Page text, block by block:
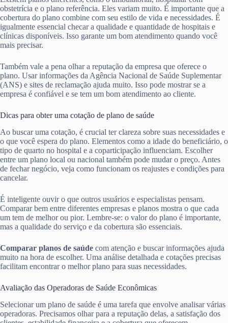
obstetrícia e o plano referência. Eles variam muito. É importante que a
cobertura do plano combine com seu estilo de vida e necessidades. É
igualmente essencial checar a qualidade e quantidade de hospitais e
clínicas disponíveis. Isso garante um bom atendimento quando você
mais precisar.
Também vale a pena olhar a reputação da empresa que oferece o
plano. Usar informações da Agência Nacional de Saúde Suplementar
(ANS) e sites de reclamação ajuda muito. Isso pode mostrar se a
empresa é confiável e se tem um bom atendimento ao cliente.
Dicas para obter uma cotação de plano de saúde
Ao buscar uma cotação, é crucial ter clareza sobre suas necessidades e
o que você espera do plano. Elementos como a idade do beneficiário, o
tipo de quarto no hospital e a coparticipação influenciam. Escolher
entre um plano local ou nacional também pode mudar o preço. Antes
de fechar negócio, veja como funcionam os reajustes e condições para
cancelar.
É inteligente ouvir o que outros usuários e especialistas pensam.
Comparar bem entre diferentes empresas e planos mostra o que cada
um tem de melhor ou pior. Lembre-se: o valor do plano é importante,
mas a qualidade do serviço e da cobertura são essenciais.
Comparar planos de saúde com atenção e buscar informações ajuda
muito na hora de escolher. Uma análise detalhada e cotações precisas
facilitam encontrar o melhor plano para suas necessidades.
Avaliação das Operadoras de Saúde Econômicas
Selecionar um plano de saúde é uma tarefa que envolve analisar várias
operadoras. Precisamos olhar para a reputação delas, a satisfação dos